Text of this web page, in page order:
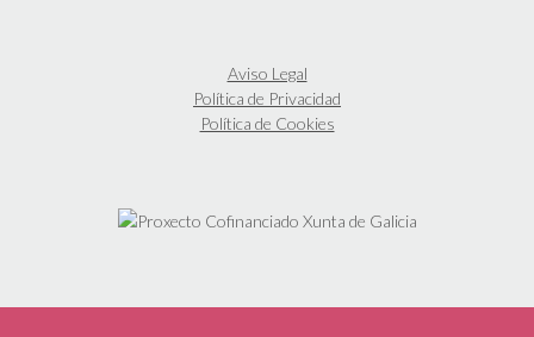
Aviso Legal
Política de Privacidad
Política de Cookies